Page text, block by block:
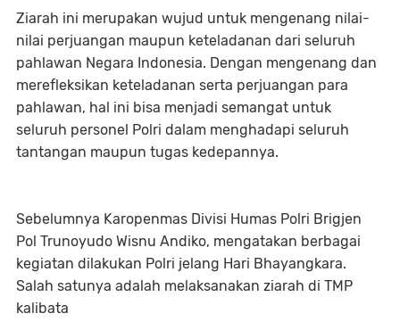
Ziarah ini merupakan wujud untuk mengenang nilai-
nilai perjuangan maupun keteladanan dari seluruh
pahlawan Negara Indonesia. Dengan mengenang dan
merefleksikan keteladanan serta perjuangan para
pahlawan, hal ini bisa menjadi semangat untuk
seluruh personel Polri dalam menghadapi seluruh
tantangan maupun tugas kedepannya.
Sebelumnya Karopenmas Divisi Humas Polri Brigjen
Pol Trunoyudo Wisnu Andiko, mengatakan berbagai
kegiatan dilakukan Polri jelang Hari Bhayangkara.
Salah satunya adalah melaksanakan ziarah di TMP
kalibata